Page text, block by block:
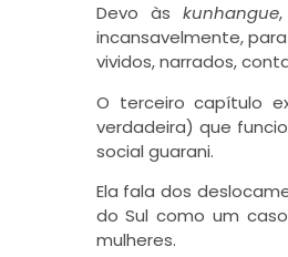
Devo às kunhangue
incansavelmente,
vividos, narrados,
O terceiro capítulo
verdadeira) que
social guarani.
Ela fala dos
do Sul como um
mulheres.